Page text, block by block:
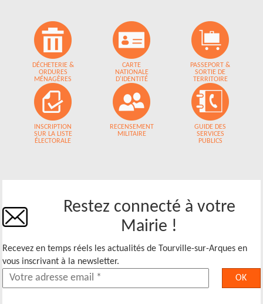
DÉCHETERIE &
ORDURES
MÉNAGÈRES
CARTE
NATIONALE
D'IDENTITÉ
PASSEPORT &
SORTIE DE
TERRITOIRE
INSCRIPTION
SUR LA LISTE
ÉLECTORALE
RECENSEMENT
MILITAIRE
GUIDE DES
SERVICES
PUBLICS
Restez connecté à votre
Mairie !
Recevez en temps réels les actualités de Tourville-sur-Arques en
vous inscrivant à la newsletter.
OK